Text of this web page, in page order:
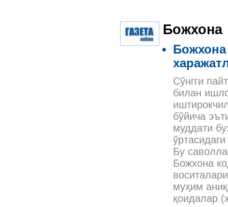
Божхона
Божхона
Сўнгги
билан
бўйича
муддати
Бу
Божхона
муҳим
қоидалар